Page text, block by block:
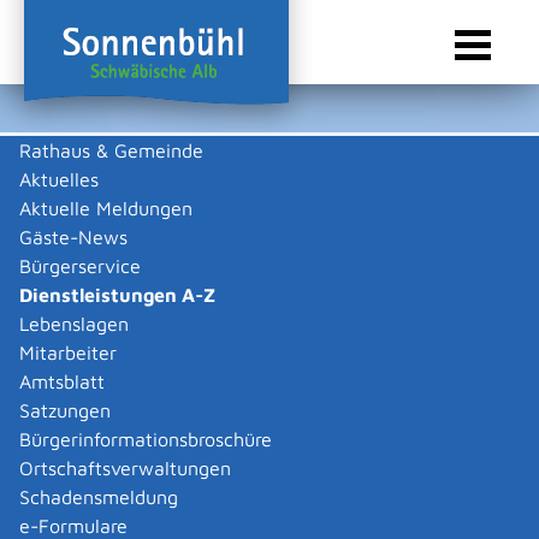
Rathaus & Gemeinde
Aktuelles
Aktuelle Meldungen
Gäste-News
Bürgerservice
Dienstleistungen A-Z
Lebenslagen
Mitarbeiter
Amtsblatt
Satzungen
Bürgerinformationsbroschüre
Ortschaftsverwaltungen
Schadensmeldung
e-Formulare
Sie sind hier:
Dienstleistungen A-Z
Dienstleistungen A-Z
Leistungen
Vielzahl von kommunalen und staatlichen
Verwaltungsvorgängen. Insbesondere erhalten Sie
Informationen zu den erforderlichen Unterlagen die zu
einer bestimmen Verwaltungsdienstleistung notwendig